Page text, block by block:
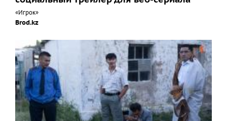
«Игрок»
Brod.kz